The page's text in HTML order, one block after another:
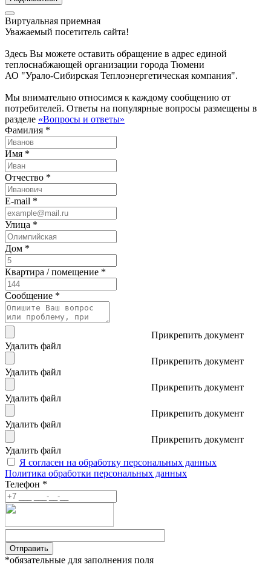
Виртуальная приемная
Уважаемый посетитель сайта!
Здесь Вы можете оставить обращение в адрес единой
теплоснабжающей организации города Тюмени
АО "Урало-Сибирская Теплоэнергетическая компания".
Мы внимательно относимся к каждому сообщению от
потребителей. Ответы на популярные вопросы размещены в
разделе «Вопросы и ответы»
Фамилия *
Имя *
Отчество *
E-mail *
Улица *
Дом *
Квартира / помещение *
Сообщение *
Прикрепить документ
Удалить файл
Прикрепить документ
Удалить файл
Прикрепить документ
Удалить файл
Прикрепить документ
Удалить файл
Прикрепить документ
Удалить файл
Я согласен на обработку персональных данных
Политика обработки персональных данных
Телефон *
Отправить
*обязательные для заполнения поля